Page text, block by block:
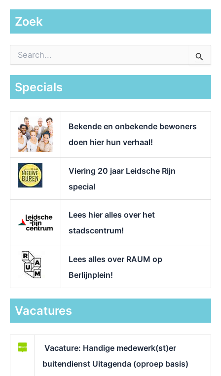
Zoek
a
Specials
Bekende en onbekende bewoners
doen hier hun verhaal!
Viering 20 jaar Leidsche Rijn
special
Lees hier alles over het
stadscentrum!
Lees alles over RAUM op
Berlijnplein!
Vacatures
Vacature: Handige medewerk(st)er
buitendienst Uitagenda (oproep basis)